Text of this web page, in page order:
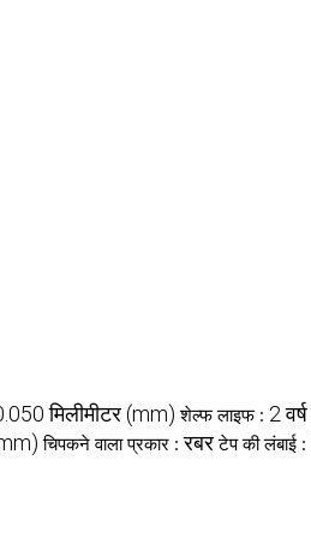
मिलीमीटर (mm) शेल्फ लाइफ : 2 वर्ष
चिपकने वाला प्रकार :रबर टेप की लंबाई :